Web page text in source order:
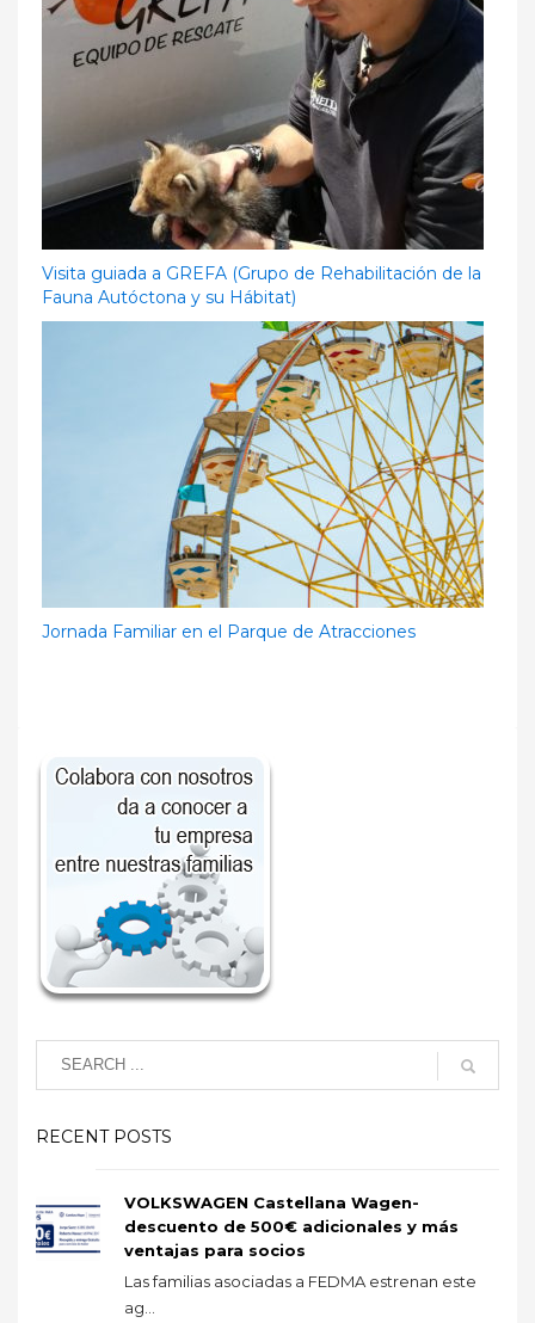
Visita guiada a GREFA (Grupo de Rehabilitación de la
Fauna Autóctona y su Hábitat)
Jornada Familiar en el Parque de Atracciones
RECENT POSTS
VOLKSWAGEN Castellana Wagen-
descuento de 500€ adicionales y más
ventajas para socios
Las familias asociadas a FEDMA estrenan este
ag...